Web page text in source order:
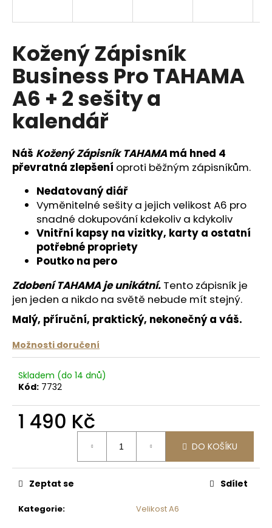
Kožený Zápisník
Business Pro TAHAMA
A6 + 2 sešity a
kalendář
Náš Kožený Zápisník TAHAMA má hned 4
převratná zlepšení oproti běžným zápisníkům.
Nedatovaný diář
Vyměnitelné sešity a jejich velikost A6 pro
snadné dokupování kdekoliv a kdykoliv
Vnitřní kapsy na vizitky, karty a ostatní
potřebné propriety
Poutko na pero
Zdobení TAHAMA je unikátní. Tento zápisník je
jen jeden a nikdo na světě nebude mít stejný.
Malý, příruční, praktický, nekonečný a váš.
Možnosti doručení
Skladem (do 14 dnů)
Kód: 7732
1 490 Kč
DO KOŠÍKU
Kategorie: Velikost A6
Zeptat se Sdílet
í
t
?
u
j
e
m
e
KROTITELÉ
KABELŮ
50
Kč